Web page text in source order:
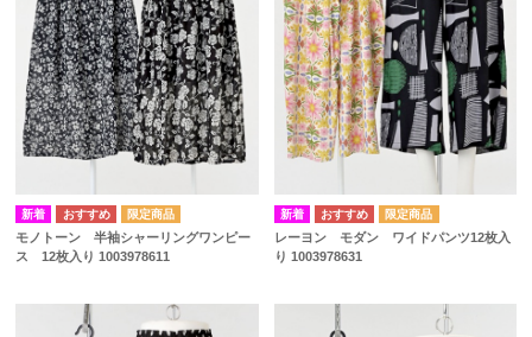
モノトーン 半袖シャーリングワンピー
ス 12枚入り 1003978611
レーヨン モダン ワイドパンツ12枚入
り 1003978631